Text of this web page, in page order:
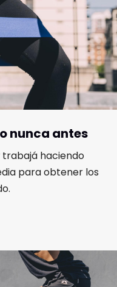
nunca antes
haciendo
para obtener los